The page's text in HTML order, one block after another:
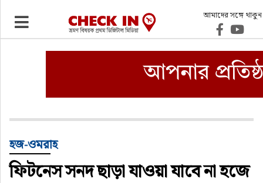
আমাদের সঙ্গে থাকুন
ভ্রমণ
ওটিএ
হোটেল-মোটেল-রিসোর্ট
হজ-ওমরাহ
ফিটনেস সনদ ছাড়া যাওয়া যাবে না হজে